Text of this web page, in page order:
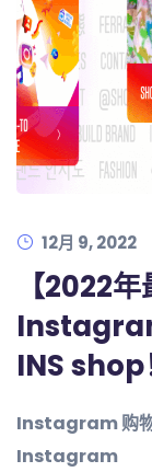
12月 9, 2022
【2022
INS shop
Instagram 购物
Instagram